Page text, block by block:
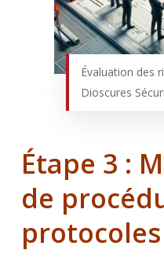
Évaluation des
Dioscures
Étape 3 :
de
protocoles